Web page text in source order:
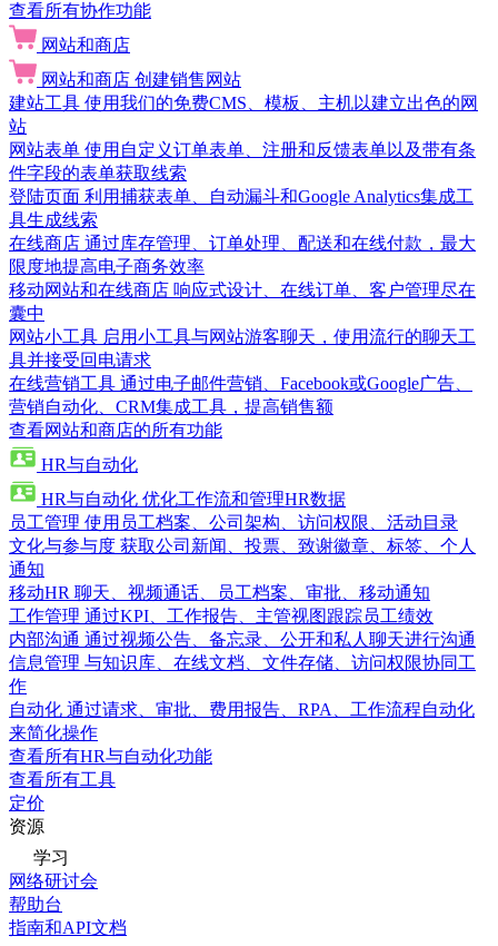
查看所有协作功能
网站和商店
网站和商店 创建销售网站
建站工具 使用我们的免费CMS、模板、主机以建立出色的网
站
网站表单 使用自定义订单表单、注册和反馈表单以及带有条
件字段的表单获取线索
登陆页面 利用捕获表单、自动漏斗和Google Analytics集成工
具生成线索
在线商店 通过库存管理、订单处理、配送和在线付款，最大
限度地提高电子商务效率
移动网站和在线商店 响应式设计、在线订单、客户管理尽在
囊中
网站小工具 启用小工具与网站游客聊天，使用流行的聊天工
具并接受回电请求
在线营销工具 通过电子邮件营销、Facebook或Google广告、
营销自动化、CRM集成工具，提高销售额
查看网站和商店的所有功能
HR与自动化
HR与自动化 优化工作流和管理HR数据
员工管理 使用员工档案、公司架构、访问权限、活动目录
文化与参与度 获取公司新闻、投票、致谢徽章、标签、个人
通知
移动HR 聊天、视频通话、员工档案、审批、移动通知
工作管理 通过KPI、工作报告、主管视图跟踪员工绩效
内部沟通 通过视频公告、备忘录、公开和私人聊天进行沟通
信息管理 与知识库、在线文档、文件存储、访问权限协同工
作
自动化 通过请求、审批、费用报告、RPA、工作流程自动化
来简化操作
查看所有HR与自动化功能
查看所有工具
定价
资源
学习
网络研讨会
帮助台
指南和API文档